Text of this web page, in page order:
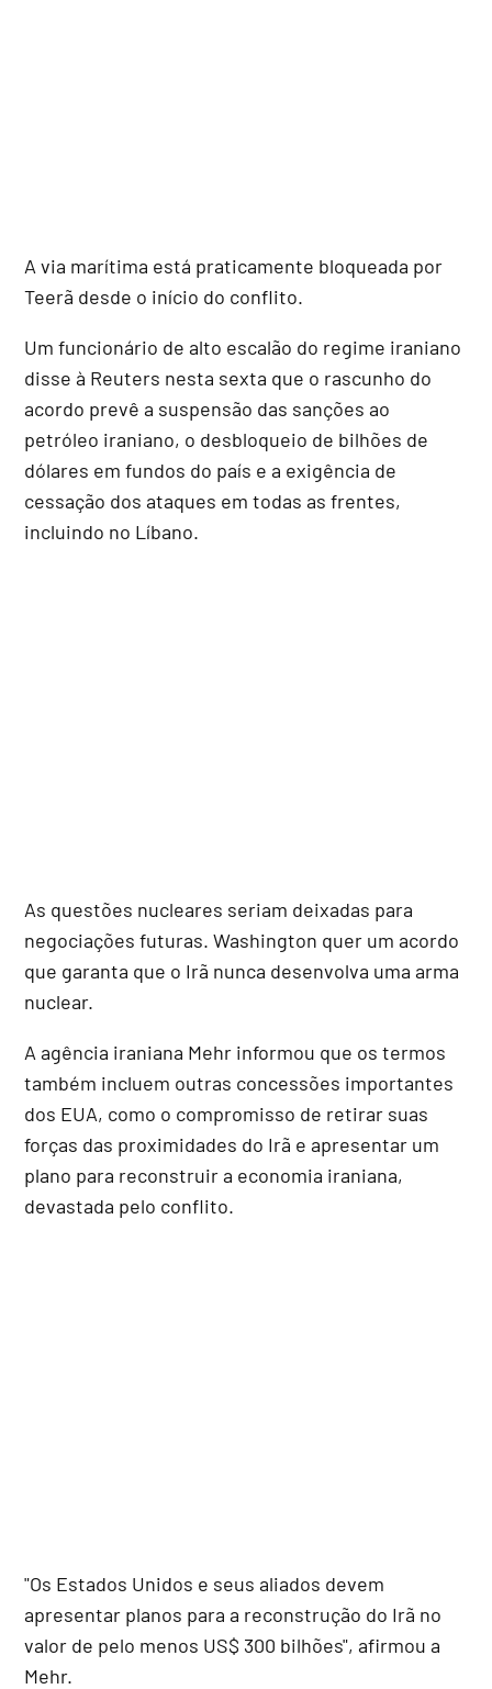
A via marítima está praticamente bloqueada por
Teerã desde o início do conflito.
Um funcionário de alto escalão do regime iraniano
disse à Reuters nesta sexta que o rascunho do
acordo prevê a suspensão das sanções ao
petróleo iraniano, o desbloqueio de bilhões de
dólares em fundos do país e a exigência de
cessação dos ataques em todas as frentes,
incluindo no Líbano.
As questões nucleares seriam deixadas para
negociações futuras. Washington quer um acordo
que garanta que o Irã nunca desenvolva uma arma
nuclear.
A agência iraniana Mehr informou que os termos
também incluem outras concessões importantes
dos EUA, como o compromisso de retirar suas
forças das proximidades do Irã e apresentar um
plano para reconstruir a economia iraniana,
devastada pelo conflito.
"Os Estados Unidos e seus aliados devem
apresentar planos para a reconstrução do Irã no
valor de pelo menos US$ 300 bilhões", afirmou a
Mehr.